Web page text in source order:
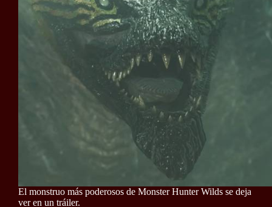
El monstruo más poderosos de Monster Hunter Wilds se deja
ver en un tráiler.